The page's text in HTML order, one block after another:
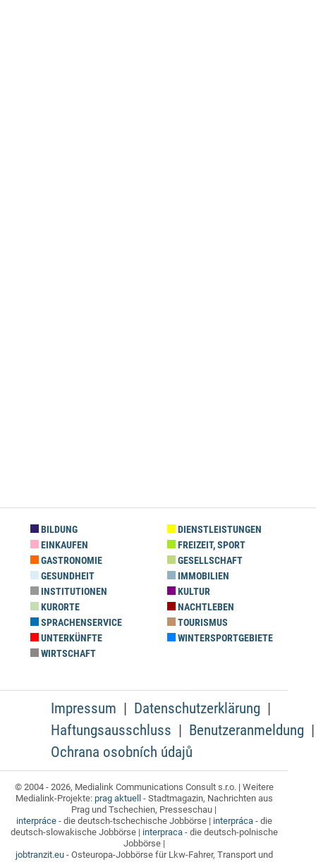
BILDUNG
DIENSTLEISTUNGEN
EINKAUFEN
FREIZEIT, SPORT
GASTRONOMIE
GESELLSCHAFT
GESUNDHEIT
IMMOBILIEN
INSTITUTIONEN
KULTUR
KURORTE
NACHTLEBEN
SPRACHENSERVICE
TOURISMUS
UNTERKÜNFTE
WINTERSPORTGEBIETE
WIRTSCHAFT
Impressum
Datenschutzerklärung
Haftungsausschluss
Benutzeranmeldung
Ochrana osobních údajů
© 2004 - 2026, Medialink Communications Consult s.r.o. | Weitere
Medialink-Projekte: prag aktuell - Stadtmagazin, Nachrichten aus
Prag und Tschechien, Presseschau |
interpráce- die deutsch-tschechische Jobbörse | interpráca- die
deutsch-slowakische Jobbörse | interpraca- die deutsch-polnische
Jobbörse |
jobtranzit.eu- Osteuropa-Jobbörse für Lkw-Fahrer, Transport und